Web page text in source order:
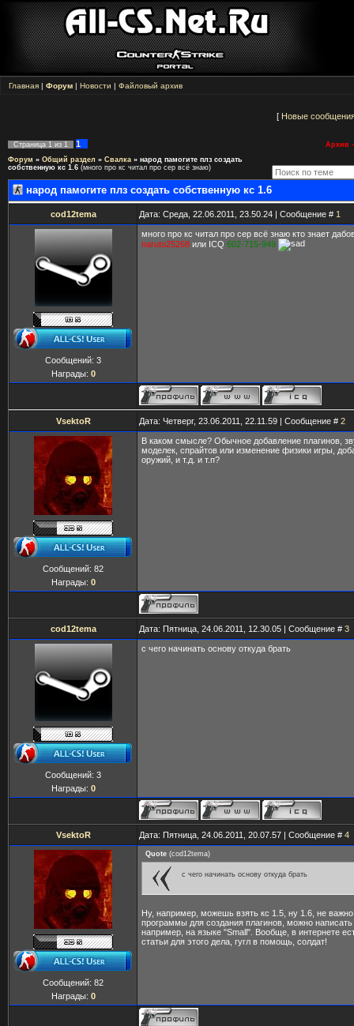
Главная | Форум | Новости | Файловый архив
[ Новые
Страница 1 из 1 1
Архив -
Форум » Общий раздел » Свалка » народ памогите плз создать
собственную кс 1.6 (много про кс читал про сер всё знаю)
народ памогите плз создать собственную кс 1.6
cod12tema Дата: Среда, 22.06.2011, 23.50.24 | Сообщение # 1
Сообщений: 3
Награды: 0
много про кс читал про сер всё знаю кто знает
naruto25268 или ICQ 602-715-949
VsektoR Дата: Четверг, 23.06.2011, 22.11.59 | Сообщение # 2
Сообщений: 82
Награды: 0
В каком смысле? Обычное добавление плагинов,
моделек, спрайтов или изменение физики игры,
оружий, и т.д. и т.п?
cod12tema Дата: Пятница, 24.06.2011, 12.30.05 | Сообщение # 3
Сообщений: 3
Награды: 0
с чего начинать основу откуда брать
VsektoR Дата: Пятница, 24.06.2011, 20.07.57 | Сообщение # 4
Сообщений: 82
Награды: 0
Quote (cod12tema)
с чего начинать основу откуда брать
Ну, например, можешь взять кс 1.5, ну 1.6, не
программы для создания плагинов, можно написать
например, на языке "Small". Вообще, в интернете
статьи для этого дела, гугл в помощь, солдат!